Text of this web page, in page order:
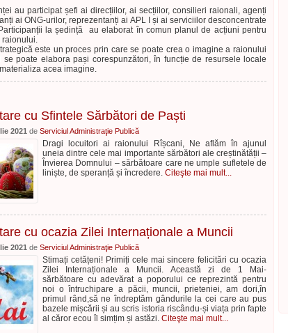
participat șefi ai direcțiilor, ai secțiilor, consilieri raionali, agenți
ai ONG-urilor, reprezentanți ai APL I și ai serviciilor desconcentrate
la ședință au elaborat în comun planul de acțiuni pentru
raionului.
este un proces prin care se poate crea o imagine a raionului
se poate elabora pași corespunzători, în funcție de resursele locale
acea imagine.
cu Sfintele Sărbători de Paști
2021 de Serviciul Administraţie Publică
Dragi locuitori ai raionului Rîșcani, Ne aflăm în ajunul
uneia dintre cele mai importante sărbători ale creștinătății –
Învierea Domnului – sărbătoare care ne umple sufletele de
liniște, de speranță și încredere. Citeşte mai mult...
cu ocazia Zilei Internaționale a Muncii
2021 de Serviciul Administraţie Publică
Stimați cetățeni! Primiți cele mai sincere felicitări cu ocazia
Zilei Internaționale a Muncii. Această zi de 1 Mai-
sărbătoare cu adevărat a poporului ce reprezintă pentru
noi o întruchipare a păcii, muncii, prieteniei, am dori,în
primul rând,să ne îndreptăm gândurile la cei care au pus
bazele mișcării și au scris istoria riscându-și viața prin fapte
al căror ecou îl simțim și astăzi. Citeşte mai mult...